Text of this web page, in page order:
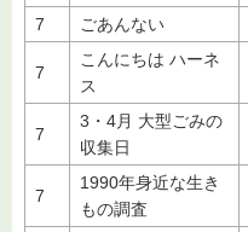
7
ごあんない
7
こんにちは ハーネ
ス
7
3・4月 大型ごみの
収集日
7
1990年身近な生き
もの調査